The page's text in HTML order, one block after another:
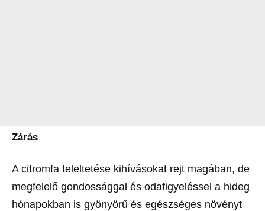
Zárás
A citromfa teleltetése kihívásokat rejt magában, de
megfelelő gondossággal és odafigyeléssel a hideg
hónapokban is gyönyörű és egészséges növényt